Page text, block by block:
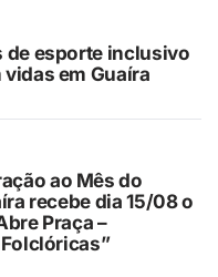
de esporte inclusivo
em Guaíra
ao Mês do
recebe dia 15/08 o
Praça –